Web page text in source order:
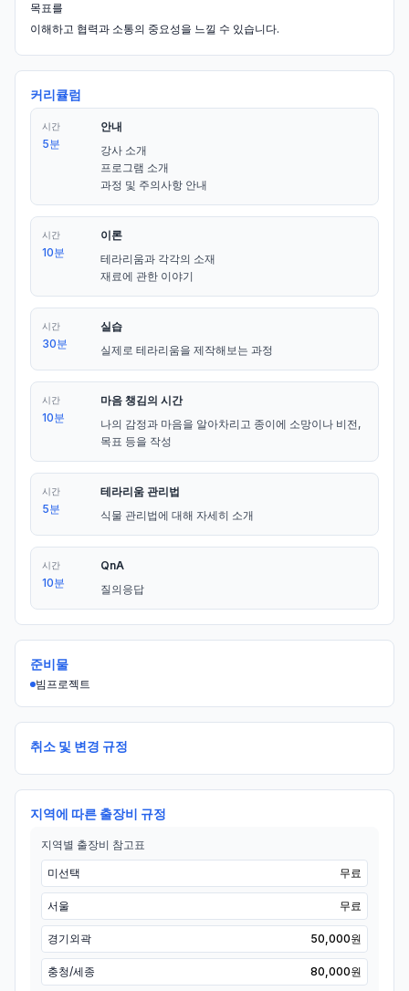
목표를
이해하고 협력과 소통의 중요성을 느낄 수 있습니다.
커리큘럼
시간
5분
안내
강사 소개
프로그램 소개
과정 및 주의사항 안내
시간
10분
이론
테라리움과 각각의 소재
재료에 관한 이야기
시간
30분
실습
실제로 테라리움을 제작해보는 과정
시간
10분
마음 챙김의 시간
나의 감정과 마음을 알아차리고 종이에 소망이나 비전,
목표 등을 작성
시간
5분
테라리움 관리법
식물 관리법에 대해 자세히 소개
시간
10분
QnA
질의응답
준비물
빔프로젝트
취소 및 변경 규정
지역에 따른 출장비 규정
지역별 출장비 참고표
미선택 무료
서울 무료
경기외곽 50,000원
충청/세종 80,000원